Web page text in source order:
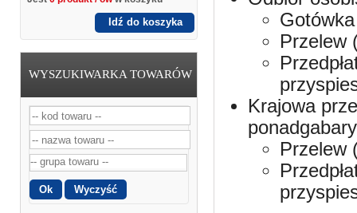
Idź do koszyka
WYSZUKIWARKA TOWARÓW
Przelew
Krajowa
Przelew